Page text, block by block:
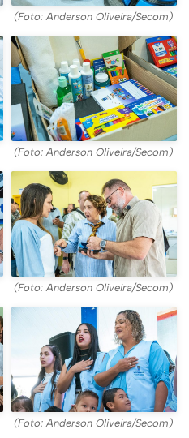
(Foto: Anderson Oliveira/Secom)
(Foto: Anderson Oliveira/Secom)
(Foto: Anderson Oliveira/Secom)
(Foto: Anderson Oliveira/Secom)